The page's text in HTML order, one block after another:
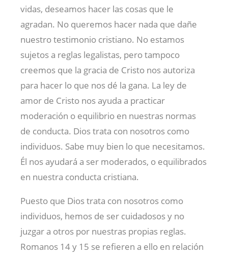
vidas, deseamos hacer las cosas que le
agradan. No queremos hacer nada que dañe
nuestro testimonio cristiano. No estamos
sujetos a reglas legalistas, pero tampoco
creemos que la gracia de Cristo nos autoriza
para hacer lo que nos dé la gana. La ley de
amor de Cristo nos ayuda a practicar
moderación o equilibrio en nuestras normas
de conducta. Dios trata con nosotros como
individuos. Sabe muy bien lo que necesitamos.
Él nos ayudará a ser moderados, o equilibrados
en nuestra conducta cristiana.
Puesto que Dios trata con nosotros como
individuos, hemos de ser cuidadosos y no
juzgar a otros por nuestras propias reglas.
Romanos 14y 15 se refieren a ello en relación